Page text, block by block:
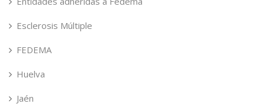
Esclerosis Múltiple
FEDEMA
Huelva
Jaén